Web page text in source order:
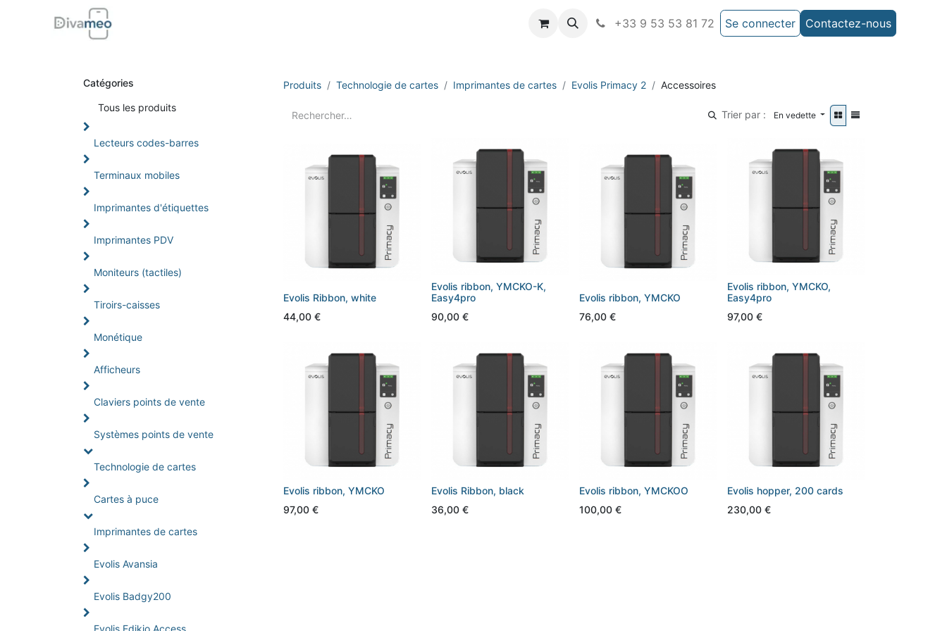
+33 9 53 53 81 72 Se connecter Contactez-nous
Catégories
Tous les produits
Lecteurs codes-barres
Terminaux mobiles
Imprimantes d'étiquettes
Imprimantes PDV
Moniteurs (tactiles)
Tiroirs-caisses
Monétique
Afficheurs
Claviers points de vente
Systèmes points de vente
Technologie de cartes
Cartes à puce
Imprimantes de cartes
Evolis Avansia
Evolis Badgy200
Evolis Edikio Access
Produits Technologie de cartes Imprimantes de cartes Evolis Primacy 2 Accessoires
Trier par : En vedette
Evolis Ribbon, white
44,00 €
Evolis ribbon, YMCKO-K,
Easy4pro
90,00 €
Evolis ribbon, YMCKO
76,00 €
Evolis ribbon, YMCKO,
Easy4pro
97,00 €
Evolis ribbon, YMCKO
97,00 €
Evolis Ribbon, black
36,00 €
Evolis ribbon, YMCKOO
100,00 €
Evolis hopper, 200 cards
230,00 €